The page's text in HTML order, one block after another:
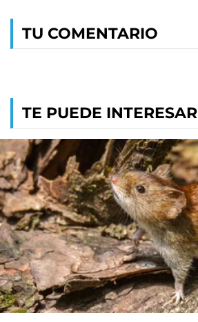
TU COMENTARIO
TE PUEDE INTERESAR